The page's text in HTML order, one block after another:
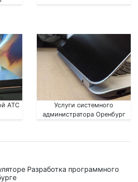
АТС
Услуги системного
администратора Оренбург
Разработка программного